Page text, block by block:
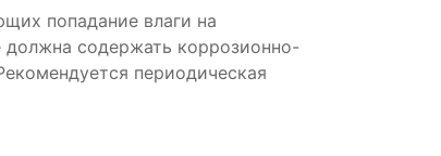
попадание влаги на
содержать коррозионно-
периодическая